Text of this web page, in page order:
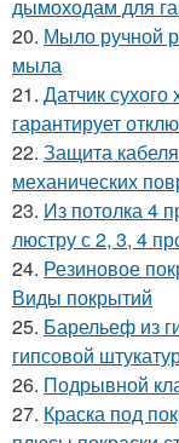
дымоходам для
20. Мыло ручной
мыла
21. Датчик
гарантирует
22. Защита
механических
23. Из потолка 4
люстру с 2, 3, 4
24. Резиновое
Виды покрытий
25. Барельеф из
гипсовой
26. Подрывной
27. Краска под